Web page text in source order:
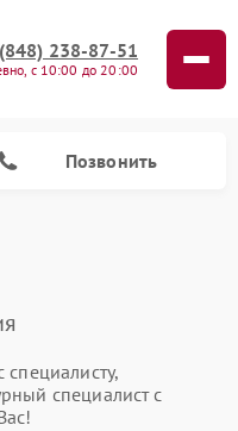
238-87-51
с 10:00 до 20:00
Позвонить
специалисту,
специалист с